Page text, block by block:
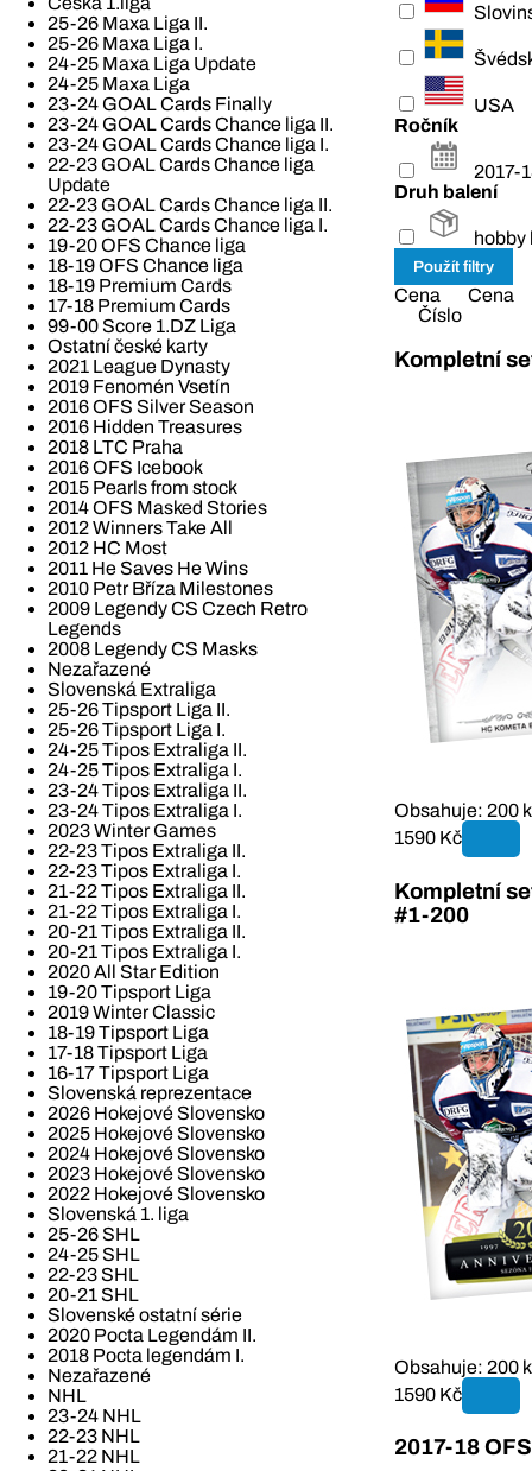
25-26 Maxa Liga II.
25-26 Maxa Liga I.
24-25 Maxa Liga Update
24-25 Maxa Liga
23-24 GOAL Cards Finally
23-24 GOAL Cards Chance liga II.
23-24 GOAL Cards Chance liga I.
22-23 GOAL Cards Chance liga
Update
22-23 GOAL Cards Chance liga II.
22-23 GOAL Cards Chance liga I.
19-20 OFS Chance liga
18-19 OFS Chance liga
18-19 Premium Cards
17-18 Premium Cards
99-00 Score 1.DZ Liga
Ostatní české karty
2021 League Dynasty
2019 Fenomén Vsetín
2016 OFS Silver Season
2016 Hidden Treasures
2018 LTC Praha
2016 OFS Icebook
2015 Pearls from stock
2014 OFS Masked Stories
2012 Winners Take All
2012 HC Most
2011 He Saves He Wins
2010 Petr Bříza Milestones
2009 Legendy CS Czech Retro
Legends
2008 Legendy CS Masks
Nezařazené
Slovenská Extraliga
25-26 Tipsport Liga II.
25-26 Tipsport Liga I.
24-25 Tipos Extraliga II.
24-25 Tipos Extraliga I.
23-24 Tipos Extraliga II.
23-24 Tipos Extraliga I.
2023 Winter Games
22-23 Tipos Extraliga II.
22-23 Tipos Extraliga I.
21-22 Tipos Extraliga II.
21-22 Tipos Extraliga I.
20-21 Tipos Extraliga II.
20-21 Tipos Extraliga I.
2020 All Star Edition
19-20 Tipsport Liga
2019 Winter Classic
18-19 Tipsport Liga
17-18 Tipsport Liga
16-17 Tipsport Liga
Slovenská reprezentace
2026 Hokejové Slovensko
2025 Hokejové Slovensko
2024 Hokejové Slovensko
2023 Hokejové Slovensko
2022 Hokejové Slovensko
Slovenská 1. liga
25-26 SHL
24-25 SHL
22-23 SHL
20-21 SHL
Slovenské ostatní série
2020 Pocta Legendám II.
2018 Pocta legendám I.
Nezařazené
NHL
23-24 NHL
22-23 NHL
21-22 NHL
USA
Ročník
2017-
Druh balení
hobby
Cena
Cena
Číslo
Kompletní
Obsahuje: 200
1590 Kč
Kompletní
#1-200
Obsahuje: 200
1590 Kč
2017-18